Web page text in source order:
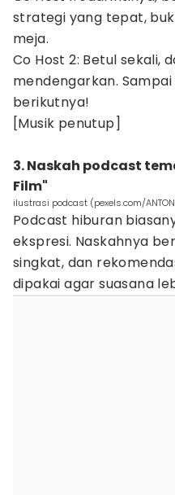
strategi yang tepat,
meja.
Co Host 2: Betul sekali,
mendengarkan.
berikutnya!
[Musik penutup]
3. Naskah podcast
Film"
ilustrasi podcast (pexels.com/
Podcast hiburan
ekspresi. Naskahnya
singkat, dan
dipakai agar suasana